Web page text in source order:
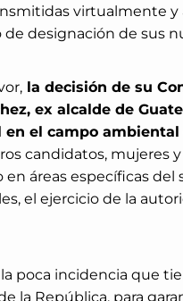
virtualmente y
designación de sus
la decisión de su
ex alcalde de
el campo
candidatos, mujeres
áreas específicas del
el ejercicio de la
poca incidencia que
la República, para